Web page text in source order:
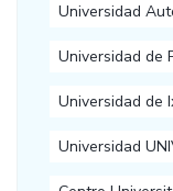
Universidad
Universidad de
Universidad de
Universidad